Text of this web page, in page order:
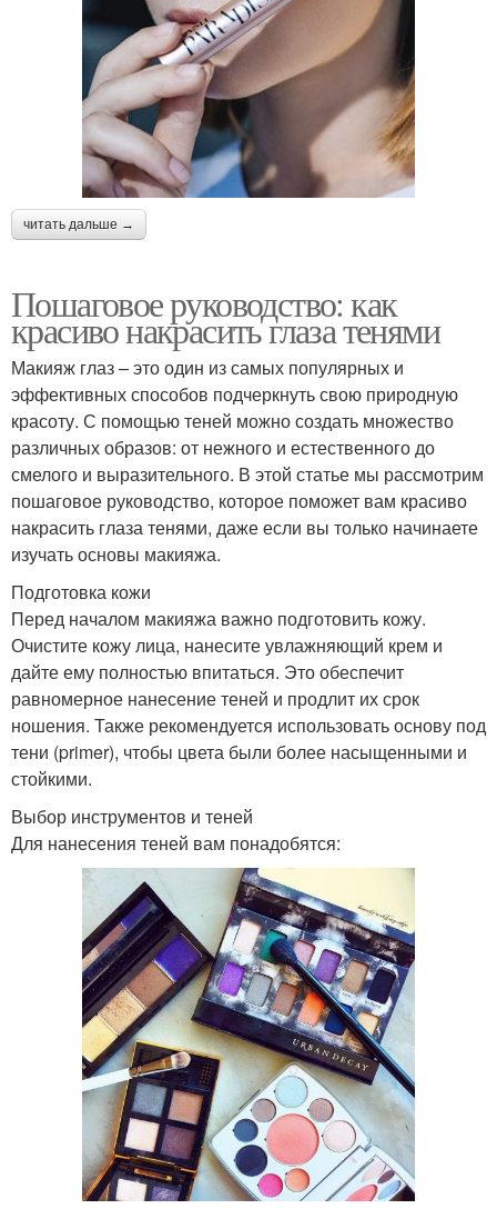
читать дальше →
Пошаговое руководство: как
красиво накрасить глаза тенями
Макияж глаз – это один из самых популярных и
эффективных способов подчеркнуть свою природную
красоту. С помощью теней можно создать множество
различных образов: от нежного и естественного до
смелого и выразительного. В этой статье мы рассмотрим
пошаговое руководство, которое поможет вам красиво
накрасить глаза тенями, даже если вы только начинаете
изучать основы макияжа.
Подготовка кожи
Перед началом макияжа важно подготовить кожу.
Очистите кожу лица, нанесите увлажняющий крем и
дайте ему полностью впитаться. Это обеспечит
равномерное нанесение теней и продлит их срок
ношения. Также рекомендуется использовать основу под
тени (primer), чтобы цвета были более насыщенными и
стойкими.
Выбор инструментов и теней
Для нанесения теней вам понадобятся: